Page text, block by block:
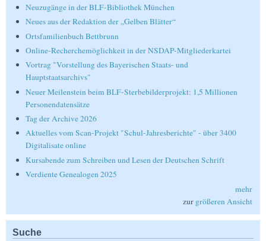
Neuzugänge in der BLF-Bibliothek München
Neues aus der Redaktion der „Gelben Blätter“
Ortsfamilienbuch Bettbrunn
Online-Recherchemöglichkeit in der NSDAP-Mitgliederkartei
Vortrag "Vorstellung des Bayerischen Staats- und
Hauptstaatsarchivs"
Neuer Meilenstein beim BLF-Sterbebilderprojekt: 1,5 Millionen
Personendatensätze
Tag der Archive 2026
Aktuelles vom Scan-Projekt "Schul-Jahresberichte" - über 3400
Digitalisate online
Kursabende zum Schreiben und Lesen der Deutschen Schrift
Verdiente Genealogen 2025
mehr
zur größeren Ansicht
Suche